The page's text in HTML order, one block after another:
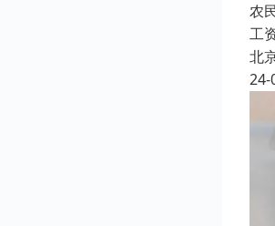
农
工
北
24-